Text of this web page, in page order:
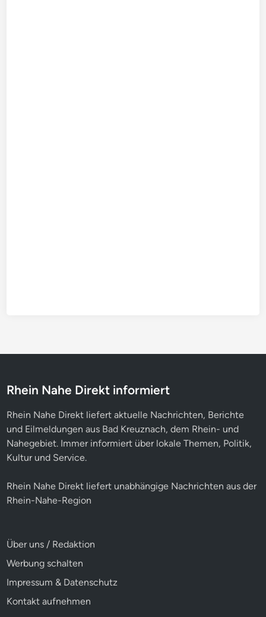
Rhein Nahe Direkt informiert
Rhein Nahe Direkt liefert aktuelle Nachrichten, Berichte
und Eilmeldungen aus Bad Kreuznach, dem Rhein- und
Nahegebiet. Immer informiert über lokale Themen, Politik,
Kultur und Service.
Rhein Nahe Direkt liefert unabhängige Nachrichten aus der
Rhein-Nahe-Region
Über uns / Redaktion
Werbung schalten
Impressum & Datenschutz
Kontakt aufnehmen